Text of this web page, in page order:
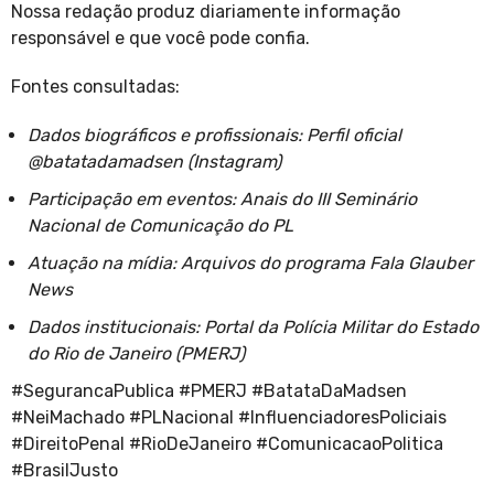
Nossa redação produz diariamente informação
responsável e que você pode confia.
Fontes consultadas:
Dados biográficos e profissionais: Perfil oficial
@batatadamadsen (Instagram)
Participação em eventos: Anais do III Seminário
Nacional de Comunicação do PL
Atuação na mídia: Arquivos do programa Fala Glauber
News
Dados institucionais: Portal da Polícia Militar do Estado
do Rio de Janeiro (PMERJ)
#SegurancaPublica #PMERJ #BatataDaMadsen
#NeiMachado #PLNacional #InfluenciadoresPoliciais
#DireitoPenal #RioDeJaneiro #ComunicacaoPolitica
#BrasilJusto